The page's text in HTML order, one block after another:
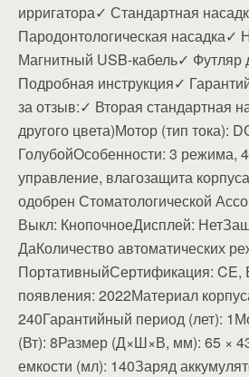
ирригатора✓ Стандартная
Пародонтологическая насадка✓
Магнитный USB-кабель✓ Футляр
Подробная инструкция✓
за отзыв:✓ Вторая стандартная
другого цвета)Мотор (тип тока):
ГолубойОсобенности: 3 режима,
управление, влагозащита
одобрен Стоматологической
Выкл: КнопочноеДисплей:
ДаКоличество автоматических
ПортативныйСертификация: CE,
появления: 2022Материал
240Гарантийный период (лет):
(Вт): 8Размер (Д×Ш×В, мм): 65 ×
емкости (мл): 140Заряд